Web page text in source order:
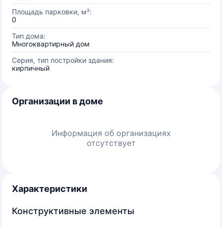
Площадь парковки, м²:
0
Тип дома:
Многоквартирный дом
Серия, тип постройки здания:
кирпичный
Организации в доме
Информация об организациях
отсутствует
Характеристики
Конструктивные элементы